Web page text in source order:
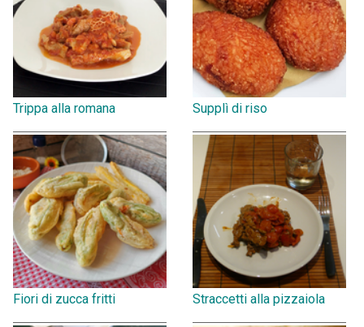
Trippa alla romana Supplì di riso
Fiori di zucca fritti Straccetti alla pizzaiola